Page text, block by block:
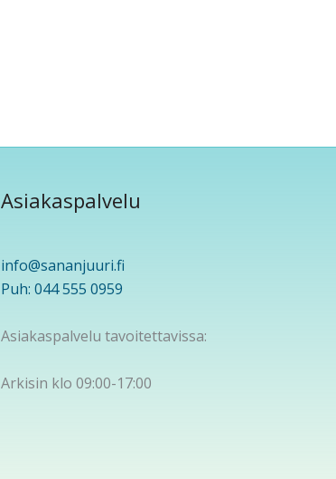
Asiakaspalvelu
info@sananjuuri.fi
Puh: 044 555 0959
Asiakaspalvelu tavoitettavissa:
Arkisin klo 09:00-17:00